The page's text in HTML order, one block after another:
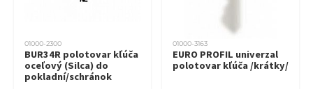
01000-2300
BUR34R polotovar kľúča
oceľový (Silca) do
pokladní/schránok
01000-3163
EURO PROFIL univerzal
polotovar kľúča /krátky/